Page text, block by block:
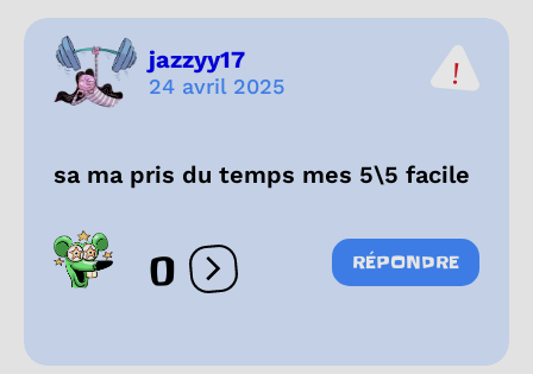
jazzyy17
24 avril 2025
sa ma pris du temps mes 5\5 facile
0 Ouvrir les réactions
RÉPONDRE